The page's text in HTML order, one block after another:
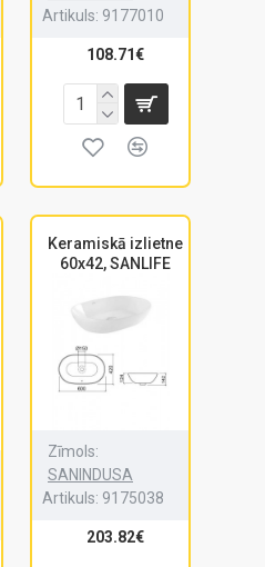
Artikuls: 9177010
108.71€
Keramiskā izlietne
60x42, SANLIFE
Zīmols:
SANINDUSA
Artikuls: 9175038
203.82€